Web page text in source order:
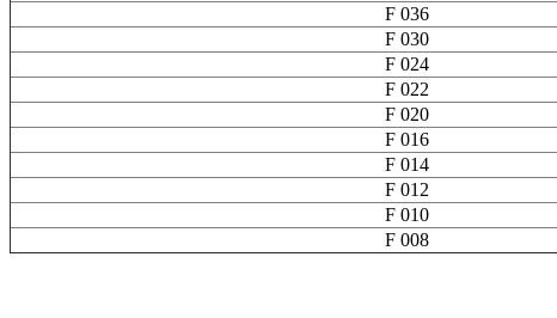
F 036
F 030
F 024
F 022
F 020
F 016
F 014
F 012
F 010
F 008